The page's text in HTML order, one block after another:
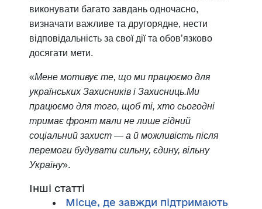
виконувати багато завдань одночасно,
визначати важливе та другорядне, нести
відповідальність за свої дії та обов’язково
досягати мети.
«Мене мотивує те, що ми працюємо для
українських Захисників і Захисниць.Ми
працюємо для того, щоб ті, хто сьогодні
тримає фронт мали не лише гідний
соціальний захист — а й можливість після
перемоги будувати сильну, єдину, вільну
Україну».
Інші статті
Місце, де завжди підтримають